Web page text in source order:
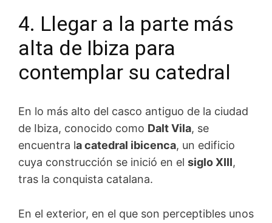
4. Llegar a la parte más
alta de Ibiza para
contemplar su catedral
En lo más alto del casco antiguo de la ciudad
de Ibiza, conocido como Dalt Vila, se
encuentra la catedral ibicenca, un edificio
cuya construcción se inició en el siglo XIII,
tras la conquista catalana.
En el exterior, en el que son perceptibles unos